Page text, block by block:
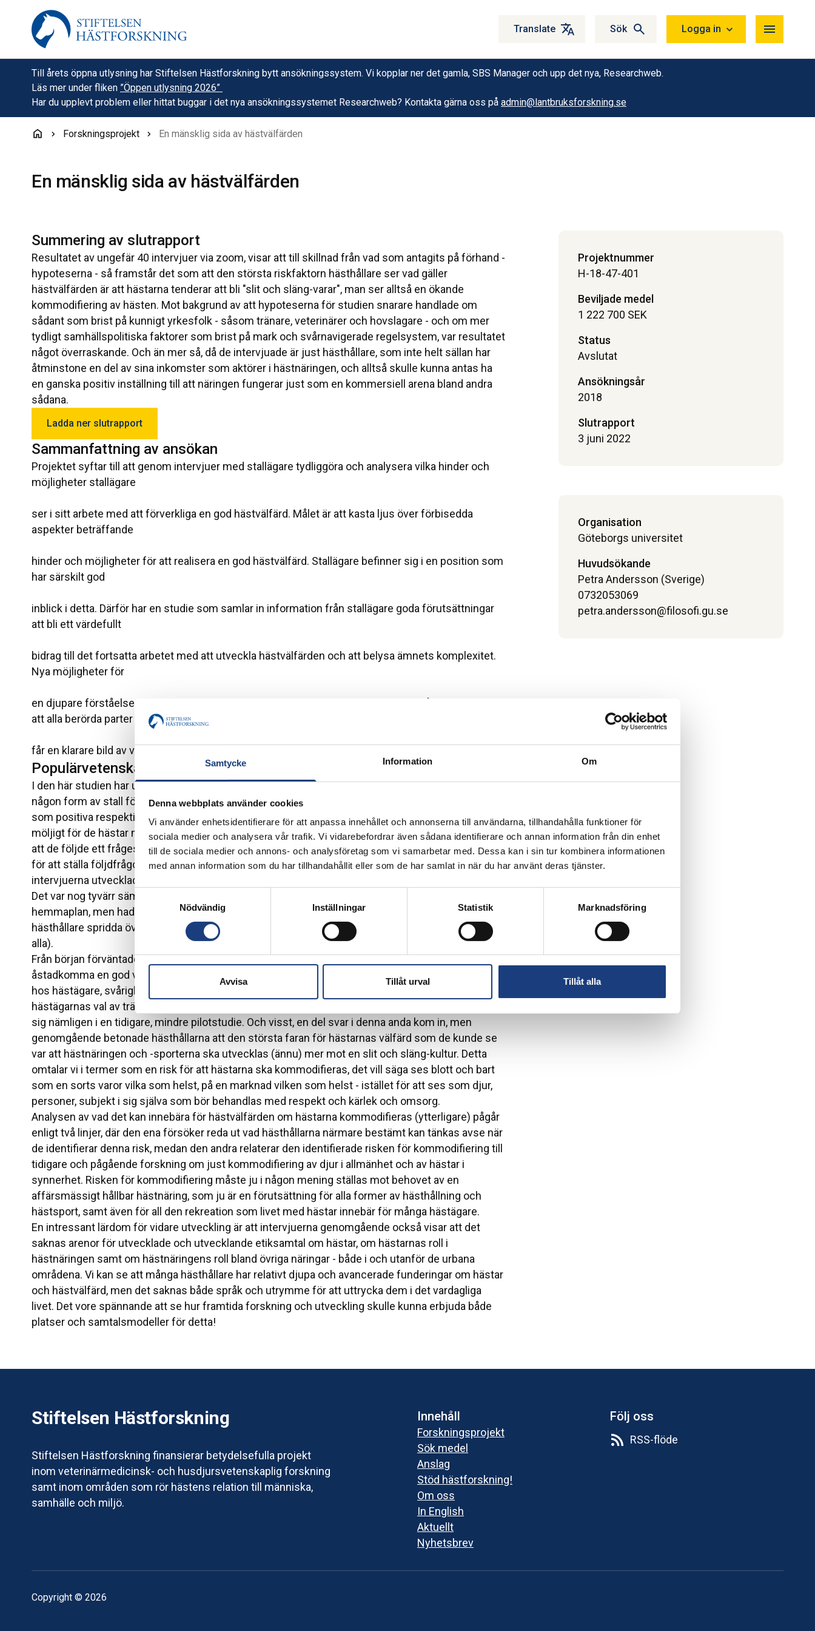
Samtycke Information Om
Denna webbplats använder cookies
Vi använder enhetsidentifierare för att anpassa innehållet och annonserna till användarna, tillhandahålla funktioner för
sociala medier och analysera vår trafik. Vi vidarebefordrar även sådana identifierare och annan information från din enhet
till de sociala medier och annons- och analysföretag som vi samarbetar med. Dessa kan i sin tur kombinera informationen
med annan information som du har tillhandahållit eller som de har samlat in när du har använt deras tjänster.
Samtyckesval
Nödvändig
Inställningar Statistik Marknadsföring
Avvisa Tillåt urval Tillåt alla
Translate
Sök Logga in
Till årets öppna utlysning har Stiftelsen Hästforskning bytt ansökningssystem. Vi kopplar ner det gamla, SBS Manager och upp det nya, Researchweb.
Läs mer under fliken ”Öppen utlysning 2026”
Har du upplevt problem eller hittat buggar i det nya ansökningssystemet Researchweb? Kontakta gärna oss på admin@lantbruksforskning.se
Forskningsprojekt En mänsklig sida av hästvälfärden
En mänsklig sida av hästvälfärden
Summering av slutrapport
Resultatet av ungefär 40 intervjuer via zoom, visar att till skillnad från vad som antagits på förhand -
hypoteserna - så framstår det som att den största riskfaktorn hästhållare ser vad gäller
hästvälfärden är att hästarna tenderar att bli "slit och släng-varar", man ser alltså en ökande
kommodifiering av hästen. Mot bakgrund av att hypoteserna för studien snarare handlade om
sådant som brist på kunnigt yrkesfolk - såsom tränare, veterinärer och hovslagare - och om mer
tydligt samhällspolitiska faktorer som brist på mark och svårnavigerade regelsystem, var resultatet
något överraskande. Och än mer så, då de intervjuade är just hästhållare, som inte helt sällan har
åtminstone en del av sina inkomster som aktörer i hästnäringen, och alltså skulle kunna antas ha
en ganska positiv inställning till att näringen fungerar just som en kommersiell arena bland andra
sådana.
Ladda ner slutrapport
Sammanfattning av ansökan
Projektet syftar till att genom intervjuer med stallägare tydliggöra och analysera vilka hinder och
möjligheter stallägare
ser i sitt arbete med att förverkliga en god hästvälfärd. Målet är att kasta ljus över förbisedda
aspekter beträffande
hinder och möjligheter för att realisera en god hästvälfärd. Stallägare befinner sig i en position som
har särskilt god
inblick i detta. Därför har en studie som samlar in information från stallägare goda förutsättningar
att bli ett värdefullt
bidrag till det fortsatta arbetet med att utveckla hästvälfärden och att belysa ämnets komplexitet.
Nya möjligheter för
en djupare förståelse och diskussion kommer att öppnas. Projektet kommer också att bidra med
att alla berörda parter
får en klarare bild av vilka strategier som behövs för att utveckla hästvälfärden i framtiden.
Populärvetenskaplig redovisning
I den här studien har ungefär 40 hästhållare (det vill säga personer som äger - eller ansvarar för -
någon form av stall för hästar, oavsett om de äger någon häst eller inte) intervjuats om vad de ser
som positiva respektive negativa faktorer när det gäller att åstadkomma en så god välfärd som
möljigt för de hästar man ansvarar för. Intervjuerna var av semi-strukturerad karaktär, vilket innebär
att de följde ett frågeschema som var likadant vid alla intervjuer, men att det också fanns utrymme
för att ställa följdfrågor och att följa upp intressanta punkter på ett friare sätt utifrån hur de olika
intervjuerna utvecklade sig. På grund av pandemirestriktionerna, ägde intervjuerna rum på zoom.
Det var nog tyvärr sämre än om de hade ägt rum vid personliga möten på de intervjuades
hemmaplan, men hade i gengäld fördelen att det blev mycket lättare att fördela intervjuerna mellan
hästhållare spridda över hela landet (utan att det tog orimliga resurser i anspråk att resa till dem
alla).
Från början förväntades de intervjuade svara att faktorer som försvårade för dem när det gäller att
åstadkomma en god välfärd för de hästar de har ansvar för skulle vara sådant som brist på kunskap
hos hästägare, svårigheter med att få tag på skickliga hovslagare och veterinärer samt att
hästägarnas val av tränare inte alltid var det som hästhållarna helst hade sett. Liknande svar visade
sig nämligen i en tidigare, mindre pilotstudie. Och visst, en del svar i denna anda kom in, men
genomgående betonade hästhållarna att den största faran för hästarnas välfärd som de kunde se
var att hästnäringen och -sporterna ska utvecklas (ännu) mer mot en slit och släng-kultur. Detta
omtalar vi i termer som en risk för att hästarna ska kommodifieras, det vill säga ses blott och bart
som en sorts varor vilka som helst, på en marknad vilken som helst - istället för att ses som djur,
personer, subjekt i sig själva som bör behandlas med respekt och kärlek och omsorg.
Analysen av vad det kan innebära för hästvälfärden om hästarna kommodifieras (ytterligare) pågår
enligt två linjer, där den ena försöker reda ut vad hästhållarna närmare bestämt kan tänkas avse när
de identifierar denna risk, medan den andra relaterar den identifierade risken för kommodifiering till
tidigare och pågående forskning om just kommodifiering av djur i allmänhet och av hästar i
synnerhet. Risken för kommodifiering måste ju i någon mening ställas mot behovet av en
affärsmässigt hållbar hästnäring, som ju är en förutsättning för alla former av hästhållning och
hästsport, samt även för all den rekreation som livet med hästar innebär för många hästägare.
En intressant lärdom för vidare utveckling är att intervjuerna genomgående också visar att det
saknas arenor för utvecklade och utvecklande etiksamtal om hästar, om hästarnas roll i
hästnäringen samt om hästnäringens roll bland övriga näringar - både i och utanför de urbana
områdena. Vi kan se att många hästhållare har relativt djupa och avancerade funderingar om hästar
och hästvälfärd, men det saknas både språk och utrymme för att uttrycka dem i det vardagliga
livet. Det vore spännande att se hur framtida forskning och utveckling skulle kunna erbjuda både
platser och samtalsmodeller för detta!
Projektnummer
H-18-47-401
Beviljade medel
1 222 700 SEK
Status
Avslutat
Ansökningsår
2018
Slutrapport
3 juni 2022
Organisation
Göteborgs universitet
Huvudsökande
Petra Andersson (Sverige)
0732053069
petra.andersson@filosofi.gu.se
Stiftelsen Hästforskning
Stiftelsen Hästforskning finansierar betydelsefulla projekt
inom veterinärmedicinsk- och husdjursvetenskaplig forskning
samt inom områden som rör hästens relation till människa,
samhälle och miljö.
Innehåll
Forskningsprojekt
Sök medel
Anslag
Stöd hästforskning!
Om oss
In English
Aktuellt
Nyhetsbrev
Följ oss
RSS-flöde
Copyright © 2026